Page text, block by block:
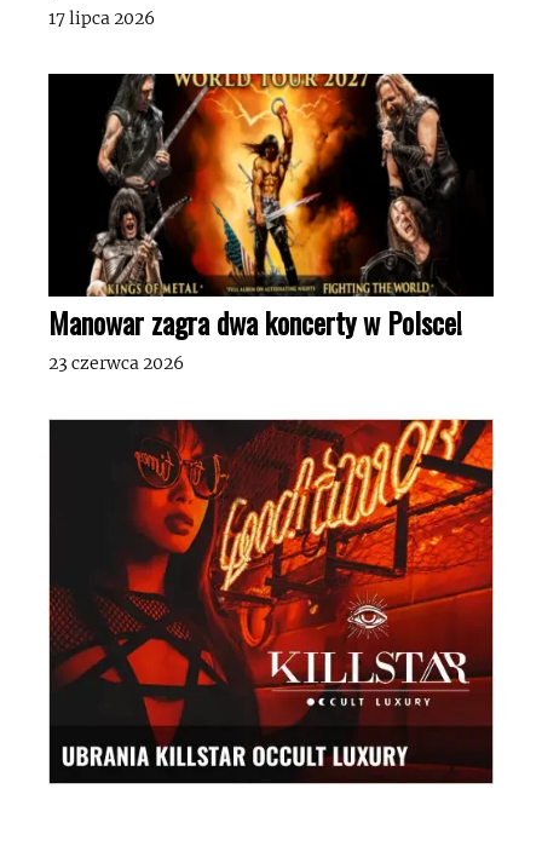
17 lipca 2026
Manowar zagra dwa koncerty w Polsce!
23 czerwca 2026